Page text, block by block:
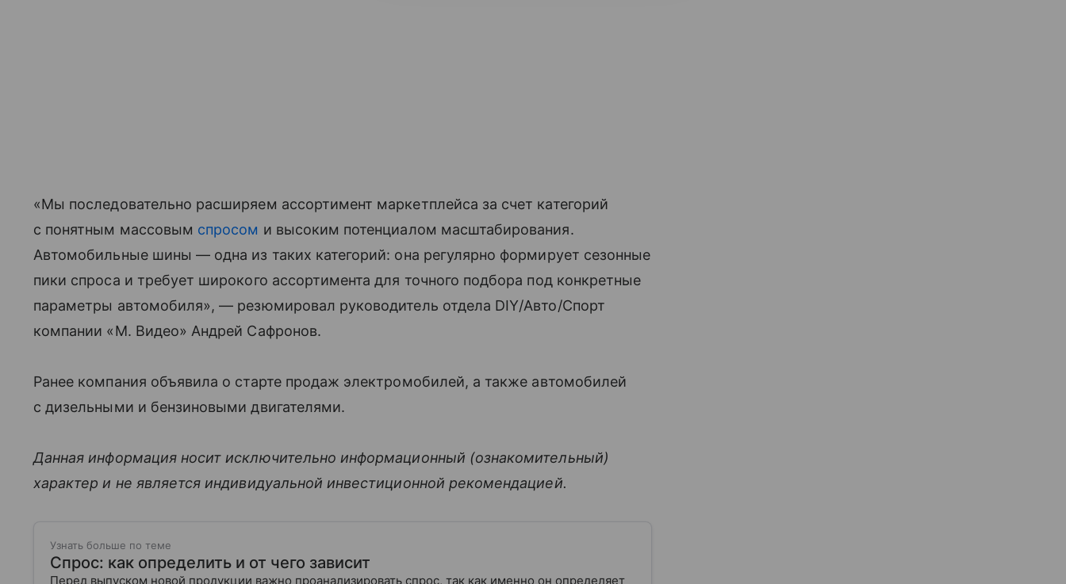
«Мы последовательно расширяем ассортимент маркетплейса за счет категорий
с понятным массовым спросом и высоким потенциалом масштабирования.
Автомобильные шины — одна из таких категорий: она регулярно формирует сезонные
пики спроса и требует широкого ассортимента для точного подбора под конкретные
параметры автомобиля», — резюмировал руководитель отдела DIY/Авто/Спорт
компании «М. Видео» Андрей Сафронов.
Ранее компания объявила о старте продаж электромобилей, а также автомобилей
с дизельными и бензиновыми двигателями.
Данная информация носит исключительно информационный (ознакомительный)
характер и не является индивидуальной инвестиционной рекомендацией.
Узнать больше по теме
Спрос: как определить и от чего зависит
Перед выпуском новой продукции важно проанализировать спрос, так как именно он определяет